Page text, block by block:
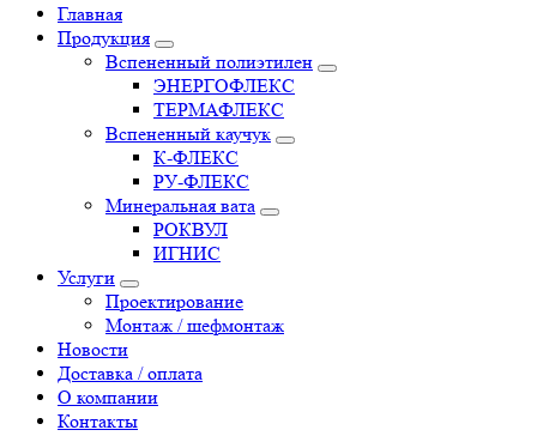
Главная
Продукция
Вспененный полиэтилен
ЭНЕРГОФЛЕКС
ТЕРМАФЛЕКС
Вспененный каучук
К-ФЛЕКС
РУ-ФЛЕКС
Минеральная вата
РОКВУЛ
ИГНИС
Услуги
Проектирование
Монтаж / шефмонтаж
Новости
Доставка / оплата
О компании
Контакты